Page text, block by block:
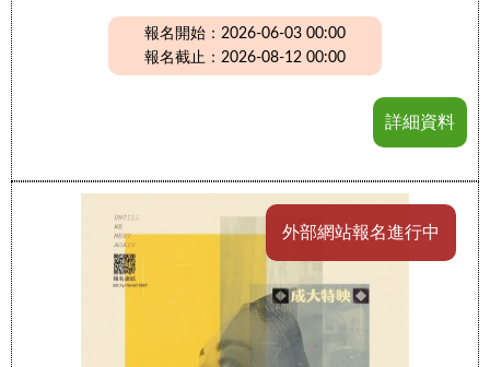
報名開始：2026-06-03 00:00
報名截止：2026-08-12 00:00
詳細資料
外部網站報名進行中